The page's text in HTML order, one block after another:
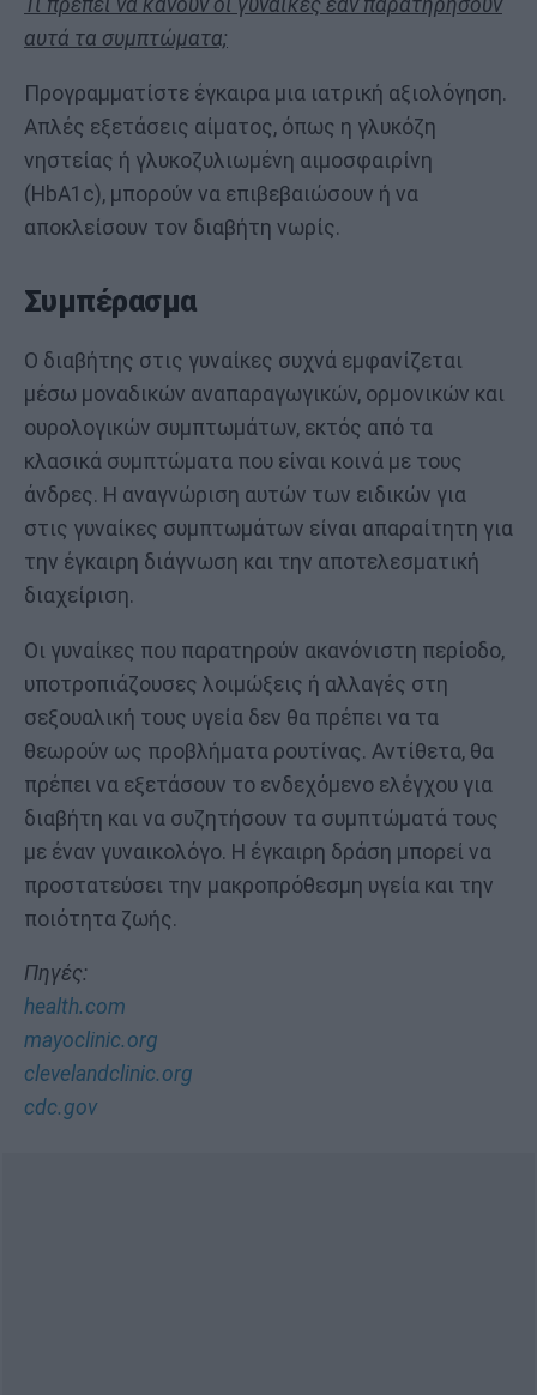
Τι πρέπει να κάνουν οι γυναίκες εάν παρατηρήσουν
αυτά τα συμπτώματα;
Προγραμματίστε έγκαιρα μια ιατρική αξιολόγηση.
Απλές εξετάσεις αίματος, όπως η γλυκόζη
νηστείας ή γλυκοζυλιωμένη αιμοσφαιρίνη
(HbA1c), μπορούν να επιβεβαιώσουν ή να
αποκλείσουν τον διαβήτη νωρίς.
Συμπέρασμα
Ο διαβήτης στις γυναίκες συχνά εμφανίζεται
μέσω μοναδικών αναπαραγωγικών, ορμονικών και
ουρολογικών συμπτωμάτων, εκτός από τα
κλασικά συμπτώματα που είναι κοινά με τους
άνδρες. Η αναγνώριση αυτών των ειδικών για
στις γυναίκες συμπτωμάτων είναι απαραίτητη για
την έγκαιρη διάγνωση και την αποτελεσματική
διαχείριση.
Οι γυναίκες που παρατηρούν ακανόνιστη περίοδο,
υποτροπιάζουσες λοιμώξεις ή αλλαγές στη
σεξουαλική τους υγεία δεν θα πρέπει να τα
θεωρούν ως προβλήματα ρουτίνας. Αντίθετα, θα
πρέπει να εξετάσουν το ενδεχόμενο ελέγχου για
διαβήτη και να συζητήσουν τα συμπτώματά τους
με έναν γυναικολόγο. Η έγκαιρη δράση μπορεί να
προστατεύσει την μακροπρόθεσμη υγεία και την
ποιότητα ζωής.
Πηγές:
health.com
mayoclinic.org
clevelandclinic.org
cdc.gov